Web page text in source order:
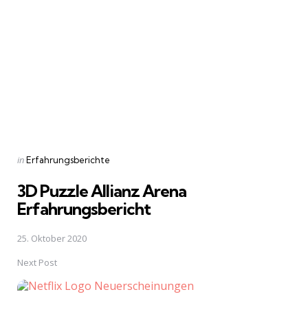
Posted
inErfahrungsberichte
3D Puzzle Allianz Arena
Erfahrungsbericht
25. Oktober 2020
Next Post